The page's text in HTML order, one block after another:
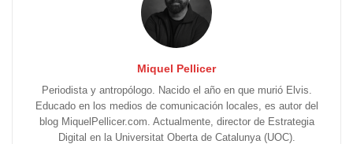
Miquel Pellicer
Periodista y antropólogo. Nacido el año en que murió Elvis.
Educado en los medios de comunicación locales, es autor del
blog MiquelPellicer.com. Actualmente, director de Estrategia
Digital en la Universitat Oberta de Catalunya (UOC).